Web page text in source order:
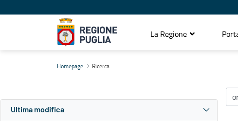
La Regione
Homepage Ricerca
Ultima modifica